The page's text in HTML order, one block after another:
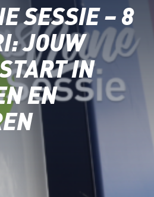
SESSIE – 8
JOUW
IN
EN